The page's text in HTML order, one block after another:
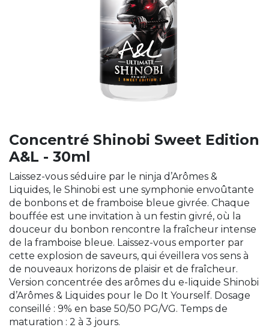
Concentré Shinobi Sweet Edition
A&L - 30ml
Laissez-vous séduire par le ninja d’Arômes &
Liquides, le Shinobi est une symphonie envoûtante
de bonbons et de framboise bleue givrée. Chaque
bouffée est une invitation à un festin givré, où la
douceur du bonbon rencontre la fraîcheur intense
de la framboise bleue. Laissez-vous emporter par
cette explosion de saveurs, qui éveillera vos sens à
de nouveaux horizons de plaisir et de fraîcheur.
Version concentrée des arômes du e-liquide Shinobi
d’Arômes & Liquides pour le Do It Yourself. Dosage
conseillé : 9% en base 50/50 PG/VG. Temps de
maturation : 2 à 3 jours.